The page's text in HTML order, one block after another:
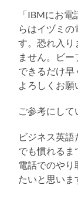
「IBMにお
らはイヅミの
す。恐れ入り
ません。ビー
できるだけ早
よろしくお願
ご参考にして
ビジネス英
でも慣れるま
電話でのやり
たいと思いま